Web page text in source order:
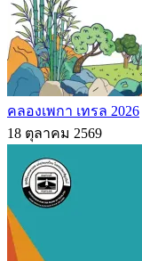
คลองเพกา เทรล 2026
18 ตุลาคม 2569